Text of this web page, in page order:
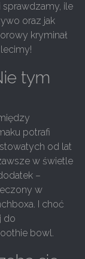
sprawdzamy, ile
oraz jak
kryminał
tym
potrafi
od lat
w świetle
–
w
I choć
do
bowl.